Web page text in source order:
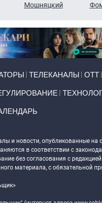
Мошняцкий
ТЕЛЕКАНАЛЫ ОТТ
и новости, опубликованные на
в соответствии с
без согласования с
материала, с обязательной